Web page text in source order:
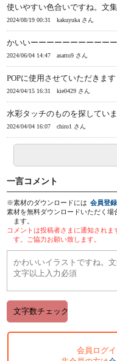
使いやすい色合いですね。文
2024/08/19 00:31 kakuyuka さん
かいいーーーーーーーーーー
2024/06/04 14:47 asatto9 さん
POPに使用させていただきま
2024/04/15 16:31 kie0429 さん
水彩タッチのものを探してい
2024/04/04 16:07 chiro1 さん
一言コメント
※素材のダウンロードには 会員登録
素材を無料ダウンロードいただく
ます。
コメントは投稿者さまに通知され
す。ご協力お願い致します。
会員ログ